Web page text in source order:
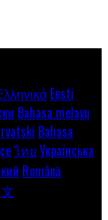
Eesti
Bahasa melayu
Bahasa
ไทย Українська
Română